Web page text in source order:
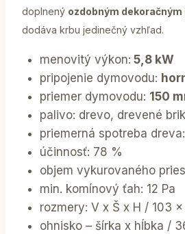
doplnený ozdobným dekoračným
dodáva krbu jedinečný vzhľad.
menovitý výkon: 5,8 kW
pripojenie dymovodu:
priemer dymovodu: 150
palivo: drevo, drevené
priemerná spotreba
účinnosť: 78 %
objem vykurovaného
min. komínový ťah: 12 Pa
rozmery: V x Š x H / 103
ohnisko – šírka x hĺbka /